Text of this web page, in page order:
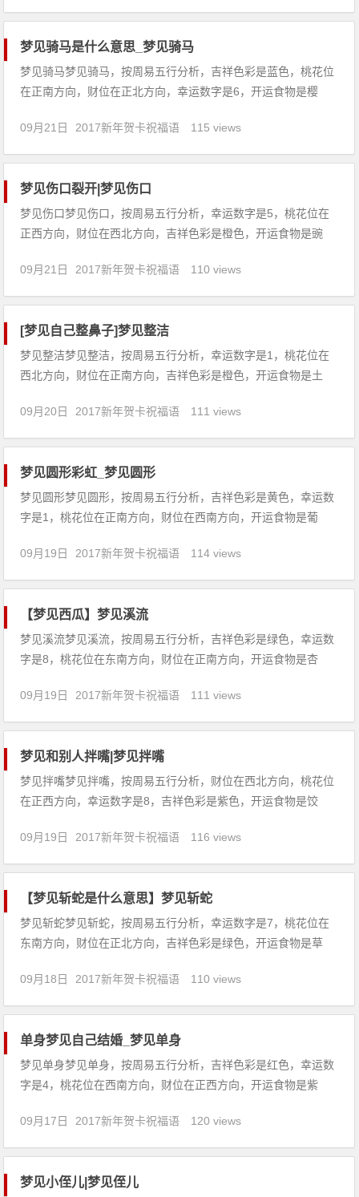
见坐火车去旅行，意味着自己生活幸福，无忧无虑。3、女人梦
梦见骑马是什么意思_梦见骑马
梦见骑马梦见骑马，按周易五行分析，吉祥色彩是蓝色，桃花位
在正南方向，财位在正北方向，幸运数字是6，开运食物是樱
着你近期生活中有危险，建议你注意安全与健康，避免发生流
产。2、梦见自己骑马沿着堤岸而行，预示在追求幸福和财富的
09月21日 2017新年贺卡祝福语 115 views
梦见伤口裂开|梦见伤口
梦见伤口梦见伤口，按周易五行分析，幸运数字是5，桃花位在
正西方向，财位在西北方向，吉祥色彩是橙色，开运食物是豌
口，预示你会卷入纠纷，要和人打官司。2、梦见包扎伤口，预
示为了别人的快乐或幸福，你把个人的想法和欲望放在第二位。
09月21日 2017新年贺卡祝福语 110 views
[梦见自己整鼻子]梦见整洁
梦见整洁梦见整洁，按周易五行分析，幸运数字是1，桃花位在
西北方向，财位在正南方向，吉祥色彩是橙色，开运食物是土
示着做梦者生活幸福安逸，诸事皆顺。2、梦见院落整洁的平
房，预示着做梦者生活美满幸福。3、梦见美观整洁的墙报，预
09月20日 2017新年贺卡祝福语 111 views
梦见圆形彩虹_梦见圆形
梦见圆形梦见圆形，按周易五行分析，吉祥色彩是黄色，幸运数
字是1，桃花位在正南方向，财位在西南方向，开运食物是葡
着理科成绩还好，口试文科成绩差，未如愿。2、已婚男女梦见
圆形，意味着你会拥有幸福美满的婚姻。3、做生意的人梦见圆
09月19日 2017新年贺卡祝福语 114 views
【梦见西瓜】梦见溪流
梦见溪流梦见溪流，按周易五行分析，吉祥色彩是绿色，幸运数
字是8，桃花位在东南方向，财位在正南方向，开运食物是杏
受到损失。2、梦见溪流生活幸福，衣食无忧。3、怀孕的人梦见
溪流，生男，春占生女，有孕前三个月多小心。4、做生意的人
09月19日 2017新年贺卡祝福语 111 views
梦见和别人拌嘴|梦见拌嘴
梦见拌嘴梦见拌嘴，按周易五行分析，财位在西北方向，桃花位
在正西方向，幸运数字是8，吉祥色彩是紫色，开运食物是饺
表经营不利，成长缓慢，亏损停止营业。2、梦见与男友拌嘴，
预示着你们之间的感情会很好，彼此会很恩爱、幸福，是吉兆。
09月19日 2017新年贺卡祝福语 116 views
【梦见斩蛇是什么意思】梦见斩蛇
梦见斩蛇梦见斩蛇，按周易五行分析，幸运数字是7，桃花位在
东南方向，财位在正北方向，吉祥色彩是绿色，开运食物是草
幸福。2、农民梦见斩蛇，会获得大丰收。3、商人梦见斩蛇，生
意会获利。4、恋爱中的人梦见斩蛇，说明虽有口舌争吵无碍大
09月18日 2017新年贺卡祝福语 110 views
单身梦见自己结婚_梦见单身
梦见单身梦见单身，按周易五行分析，吉祥色彩是红色，幸运数
字是4，桃花位在西南方向，财位在正西方向，开运食物是紫
应该为了自己的幸福而大胆地敞开心中追求自己的天性。2、做
生意的人梦见单身，代表多研讨得失、再改进可望赚钱得利。
09月17日 2017新年贺卡祝福语 120 views
梦见小侄儿|梦见侄儿